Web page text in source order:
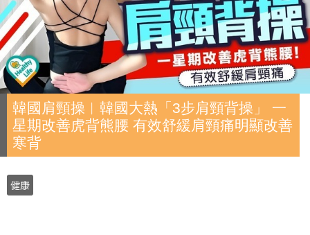
韓國肩頸操︱韓國大熱「3步肩頸背操」 一
星期改善虎背熊腰 有效舒緩肩頸痛明顯改善
寒背
健康